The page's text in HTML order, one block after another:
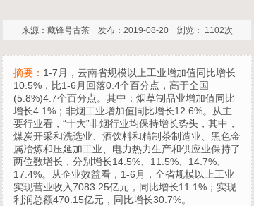
来源：藏锋号古茶 发布：2019-08-20 浏览： 1102次
摘要： 1-7月，云南省规模以上工业增加值同比增长
10.5%，比1-6月回落0.4个百分点，高于全国
(5.8%)4.7个百分点。其中：烟草制品业增加值同比
增长4.1%；非烟工业增加值同比增长12.6%。从主
要行业看，“十大”非烟行业均保持增长势头，其中，
煤炭开采和洗选业、酒饮料和精制茶制造业、黑色金
属冶炼和压延加工业、电力热力生产和供应业保持了
两位数增长，分别增长14.5%、11.5%、14.7%、
17.4%。从企业效益看，1-6月，全省规模以上工业
实现营业收入7083.25亿元，同比增长11.1%；实现
利润总额470.15亿元，同比增长30.7%。